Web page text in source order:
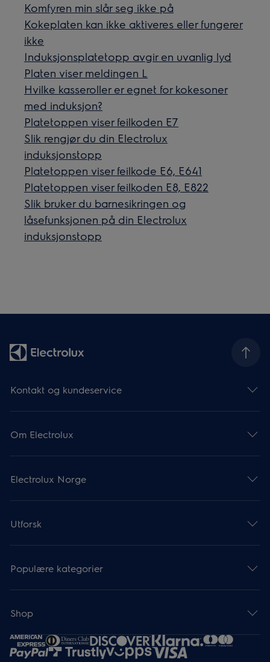
Komfyren min slår seg ikke på
Kokeplaten kan ikke aktiveres eller fungerer
ikke
Induksjonsplatetopp avgir en uvanlig lyd
Platen viser meldingen L
Hvilke kasseroller er egnet for kokesoner
med induksjon?
Platetoppen viser feilkoden E7
Slik rengjør du din Electrolux
induksjonstopp
Platetoppen viser feilkode E6, E641
Platetoppen viser feilkoden E8, E822
Slik bruker du barnesikringen og
låsefunksjonen på din Electrolux
induksjonstopp
Kontakt og kundeservice
Om Electrolux
Electrolux Norge
Utforsk
Populære kategorier
Shop